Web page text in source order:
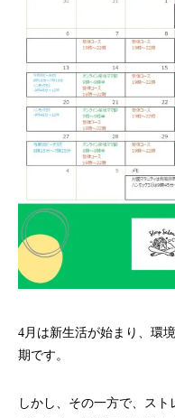
4月は新生活が始まり、環
期です。
しかし、その一方で、ス